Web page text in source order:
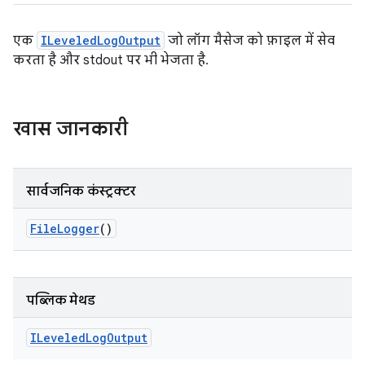
एक ILeveledLogOutput जो लॉग मैसेज को फ़ाइल में सेव
करता है और stdout पर भी भेजता है.
खास जानकारी
सार्वजनिक कंस्ट्रक्टर
FileLogger()
पब्लिक मेथड
ILeveledLogOutput